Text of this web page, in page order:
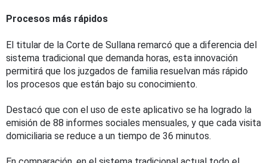
Procesos más rápidos
El titular de la Corte de Sullana remarcó que a diferencia del
sistema tradicional que demanda horas, esta innovación
permitirá que los juzgados de familia resuelvan más rápido
los procesos que están bajo su conocimiento.
Destacó que con el uso de este aplicativo se ha logrado la
emisión de 88 informes sociales mensuales, y que cada visita
domiciliaria se reduce a un tiempo de 36 minutos.